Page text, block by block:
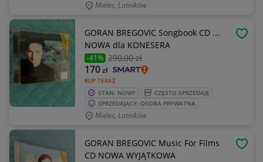
Mielec, Lotników
GORAN BREGOVIC Songbook CD ...
NOWA dla KONESERA
-41% 290,00 zł
KUP TERAZ
170zł
STAN: NOWY
CZĘSTO SPRZEDAJE
SPRZEDAJĄCY: OSOBA PRYWATNA
Mielec, Lotników
GORAN BREGOVIC Music For Films
CD NOWA WYJĄTKOWA